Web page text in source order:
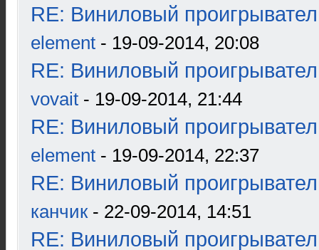
RE: Виниловый
element - 19-09-2014, 20:08
RE: Виниловый
vovait - 19-09-2014, 21:44
RE: Виниловый
element - 19-09-2014, 22:37
RE: Виниловый
канчик- 22-09-2014, 14:51
RE: Виниловый